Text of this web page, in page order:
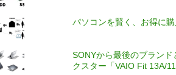
パソコンを賢く、お得に
SONYから最後のブラン
クスター「VAIO Fit 13A/